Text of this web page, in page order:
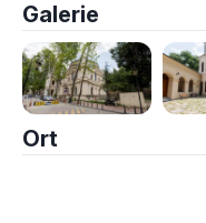
Galerie
Ort